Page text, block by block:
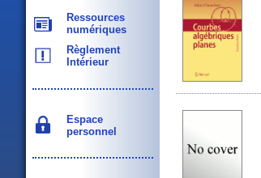
Ressources
numériques
Règlement
Intérieur
Espace
personnel